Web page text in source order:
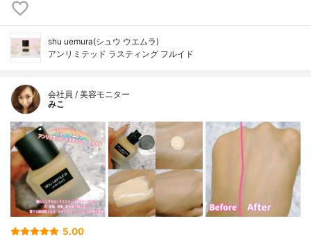
shu uemura(シュウ ウエムラ)
アンリミテッド ラスティング フルイド
会社員 / 美容モニター
みこ
5.00